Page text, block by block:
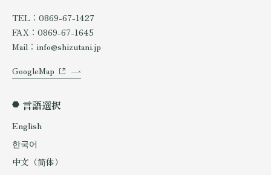
TEL：0869-67-1427
FAX：0869-67-1645
Mail：info@shizutani.jp
GoogleMap
言語選択
English
한국어
中文（简体）